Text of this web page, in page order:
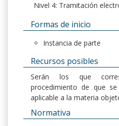
Nivel 4: Tramitación
Formas de inicio
Instancia de parte
Recursos posibles
Serán los que
procedimiento de que
aplicable a la materia
Normativa